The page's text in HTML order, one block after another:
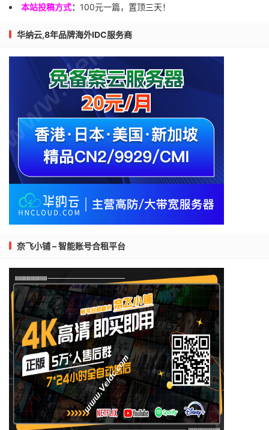
本站投稿方式： 100元一篇，置顶三天！
华纳云,8年品牌海外IDC服务商
奈飞小铺 – 智能账号合租平台